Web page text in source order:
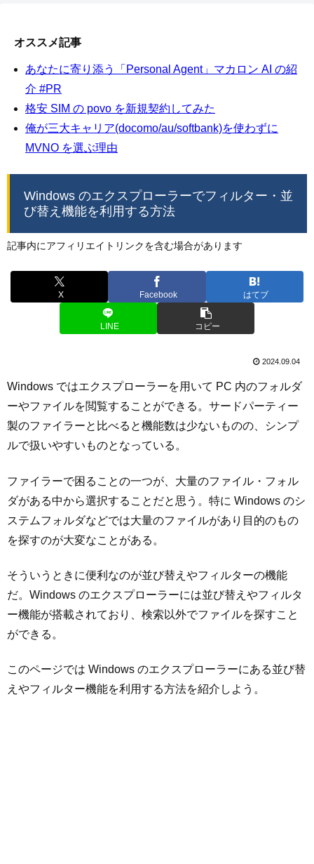
オススメ記事
あなたに寄り添う「Personal Agent」マカロン AI の紹
介 #PR
格安 SIM の povo を新規契約してみた
俺が三大キャリア(docomo/au/softbank)を使わずに
MVNO を選ぶ理由
Windows のエクスプローラーでフィルター・並
び替え機能を利用する方法
記事内にアフィリエイトリンクを含む場合があります
X Facebook はてブ
LINE コピー
2024.09.04
Windows ではエクスプローラーを用いて PC 内のフォルダ
ーやファイルを閲覧することができる。サードパーティー
製のファイラーと比べると機能数は少ないものの、シンプ
ルで扱いやすいものとなっている。
ファイラーで困ることの一つが、大量のファイル・フォル
ダがある中から選択することだと思う。特に Windows のシ
ステムフォルダなどでは大量のファイルがあり目的のもの
を探すのが大変なことがある。
そういうときに便利なのが並び替えやフィルターの機能
だ。Windows のエクスプローラーには並び替えやフィルタ
ー機能が搭載されており、検索以外でファイルを探すこと
ができる。
このページでは Windows のエクスプローラーにある並び替
えやフィルター機能を利用する方法を紹介しよう。